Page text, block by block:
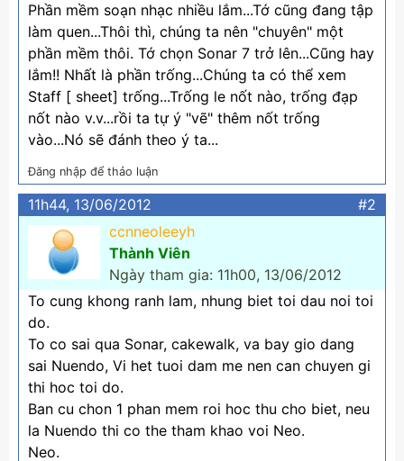
Phần mềm soạn nhạc nhiều lắm...Tớ cũng đang tập
làm quen...Thôi thì, chúng ta nên "chuyên" một
phần mềm thôi. Tớ chọn Sonar 7 trở lên...Cũng hay
lắm!! Nhất là phần trống...Chúng ta có thể xem
Staff [ sheet] trống...Trống le nốt nào, trống đạp
nốt nào v.v...rồi ta tự ý "vẽ" thêm nốt trống
vào...Nó sẽ đánh theo ý ta...
Đăng nhập để thảo luận
11h44, 13/06/2012
#2
ccnneoleeyh
Thành Viên
Ngày tham gia: 11h00, 13/06/2012
To cung khong ranh lam, nhung biet toi dau noi toi
do.
To co sai qua Sonar, cakewalk, va bay gio dang
sai Nuendo, Vi het tuoi dam me nen can chuyen gi
thi hoc toi do.
Ban cu chon 1 phan mem roi hoc thu cho biet, neu
la Nuendo thi co the tham khao voi Neo.
Neo.